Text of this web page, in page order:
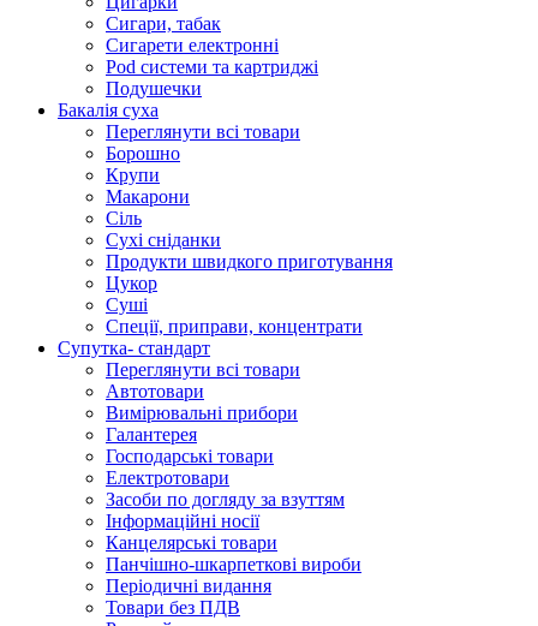
Сигари, табак
Сигарети електронні
Pod системи та картриджі
Подушечки
Бакалія суха
Переглянути всі товари
Борошно
Крупи
Макарони
Сіль
Сухі сніданки
Продукти швидкого приготування
Цукор
Суші
Спеції, приправи, концентрати
Супутка- стандарт
Переглянути всі товари
Автотовари
Вимірювальні прибори
Галантерея
Господарські товари
Електротовари
Засоби по догляду за взуттям
Інформаційні носії
Канцелярські товари
Панчішно-шкарпеткові вироби
Періодичні видання
Товари без ПДВ